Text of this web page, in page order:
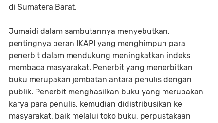
di Sumatera Barat.
Jumaidi dalam sambutannya menyebutkan,
pentingnya peran IKAPI yang menghimpun para
penerbit dalam mendukung meningkatkan indeks
membaca masyarakat. Penerbit yang menerbitkan
buku merupakan jembatan antara penulis dengan
publik. Penerbit menghasilkan buku yang merupakan
karya para penulis, kemudian didistribusikan ke
masyarakat, baik melalui toko buku, perpustakaan